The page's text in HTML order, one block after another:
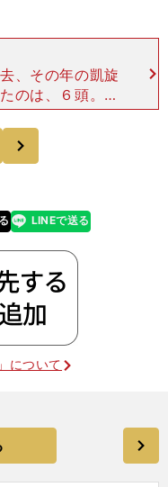
、その年の凱旋
のは、６頭。最
着だった。1999
で下し、勇躍来
LINEで送る
について